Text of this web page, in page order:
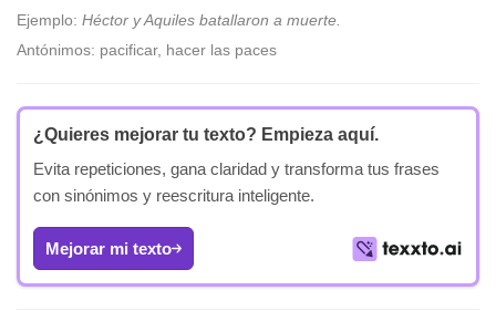
Ejemplo: Héctor y Aquiles batallaron a muerte.
Antónimos: pacificar, hacer las paces
¿Quieres mejorar tu texto? Empieza aquí.
Evita repeticiones, gana claridad y transforma tus frases
con sinónimos y reescritura inteligente.
Mejorar mi texto